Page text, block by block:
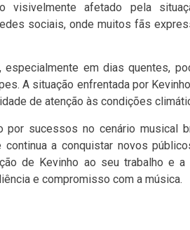
visivelmente afetado pela
sociais, onde muitos fãs
especialmente em dias quentes,
A situação enfrentada por
de atenção às condições
por sucessos no cenário musical
continua a conquistar novos
de Kevinho ao seu trabalho e
e compromisso com a música.